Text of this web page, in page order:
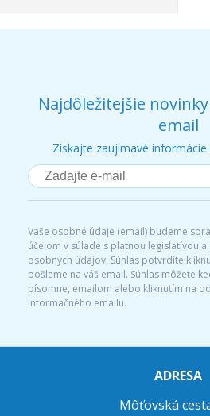
Najdôležitejšie
email
Získajte zaujímavé
Vaše osobné údaje (email) budeme
účelom v súlade s platnou legislatívou
osobných údajov. Súhlas potvrdíte
pošleme na váš email. Súhlas môžete
písomne, emailom alebo kliknutím na
informačného emailu.
ADRESA
Môťovská